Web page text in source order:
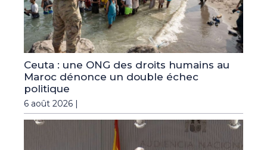
Ceuta : une ONG des droits humains au
Maroc dénonce un double échec
politique
6 août 2026 |